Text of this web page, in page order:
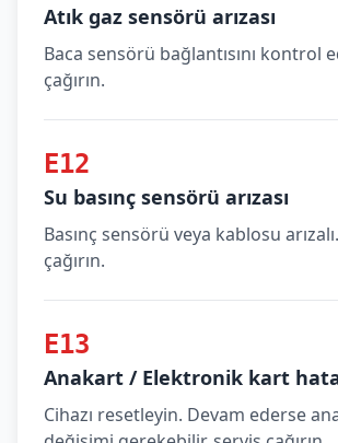
Atık gaz sensörü arızası
Baca sensörü bağlantısını kontrol
çağırın.
E12
Su basınç sensörü arızası
Basınç sensörü veya kablosu
çağırın.
E13
Anakart / Elektronik kart
Cihazı resetleyin. Devam ederse